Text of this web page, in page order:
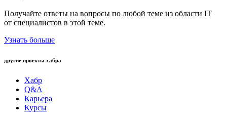
Получайте ответы на вопросы по любой теме из области IT
от специалистов в этой теме.
Узнать больше
другие проекты хабра
Хабр
Q&A
Карьера
Курсы